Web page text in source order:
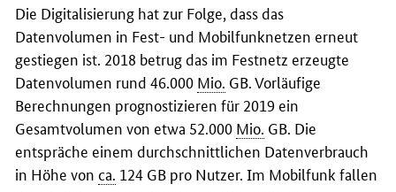
Die Digitalisierung hat zur Folge, dass das
Datenvolumen in Fest- und Mobilfunknetzen erneut
gestiegen ist. 2018 betrug das im Festnetz erzeugte
Datenvolumen rund 46.000 Mio. GB. Vorläufige
Berechnungen prognostizieren für 2019 ein
Gesamtvolumen von etwa 52.000 Mio. GB. Die
entspräche einem durchschnittlichen Datenverbrauch
in Höhe von ca. 124 GB pro Nutzer. Im Mobilfunk fallen